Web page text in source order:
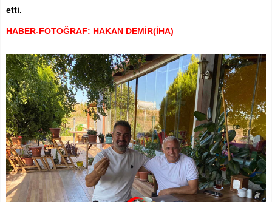
etti.
HABER-FOTOĞRAF: HAKAN DEMİR(İHA)